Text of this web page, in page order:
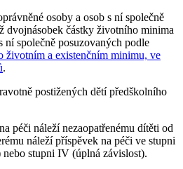
osoby a osob s ní společně
dvojnásobek částky životního minima
ní společně posuzovaných podle
životním a existenčním minimu, ve
.
postižených dětí předškolního
péči náleží nezaopatřenému dítěti od
náleží příspěvek na péči ve stupni
stupni IV (úplná závislost).